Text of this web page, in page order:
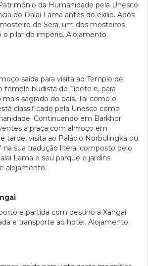
da Humanidade pela Unesco
do Dalai Lama antes do exílio. Após
de Sera, um dos mosteiros
o pilar do império. Alojamento.
saída para visita ao Templo de
templo budista do Tibete e, para
sagrado do país. Tal como o
classificado pela Unesco como
Continuando em Barkhor
à praça com almoço em
tarde, visita ao Palácio Norbulingka ou
na sua tradução literal composto pelo
Lama e seu parque e jardins.
alojamento.
e partida com destino a Xangai.
e transporte ao hotel. Alojamento.